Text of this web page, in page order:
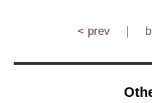
< prev｜